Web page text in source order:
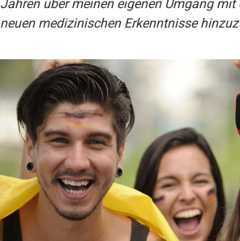
Jahren über meinen eigenen Umgang
neuen medizinischen Erkenntnisse